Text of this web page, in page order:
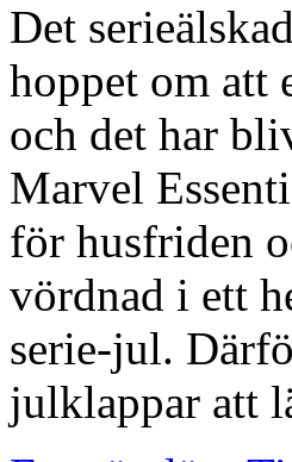
Det
hoppet om att
och det har
Marvel
för husfriden
vördnad i ett
serie-jul.
julklappar att